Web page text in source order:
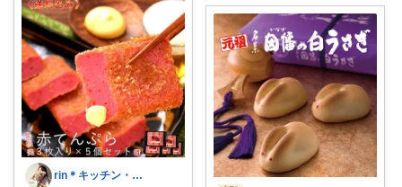
rin＊キッチン・収納・便利・美味しい物